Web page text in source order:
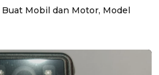
Mobil dan Motor, Model